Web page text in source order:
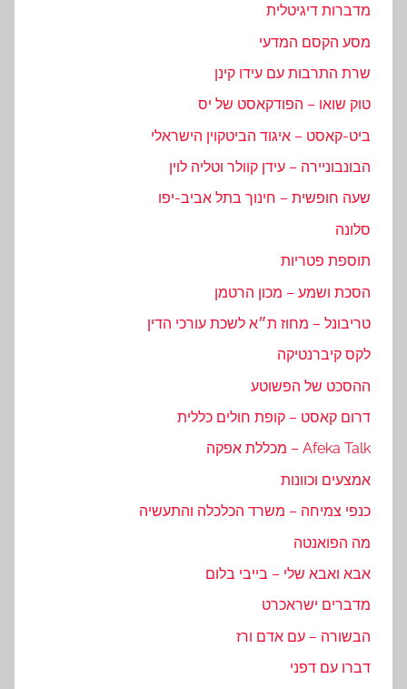
מדברות דיגיטלית
מסע הקסם המדעי
שרת התרבות עם עידו קינן
טוק שואו – הפודקאסט של יס
ביט-קאסט – איגוד הביטקוין הישראלי
הבונבוניירה – עידן קוולר וטליה לוין
שעה חופשית – חינוך בתל אביב-יפו
סלונה
תוספת פטריות
הסכת ושמע – מכון הרטמן
טריבונל – מחוז ת״א לשכת עורכי הדין
לקס קיברנטיקה
ההסכט של הפשוטע
דרום קאסט – קופת חולים כללית
Afeka Talk – מכללת אפקה
אמצעים וכוונות
כנפי צמיחה – משרד הכלכלה והתעשיה
מה הפואנטה
אבא ואבא שלי – בייבי בלום
מדברים ישראכרט
הבשורה – עם אדם ורז
דברו עם דפני